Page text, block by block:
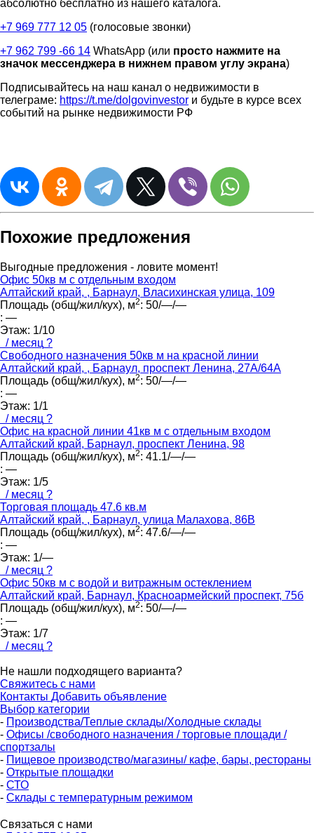
абсолютно бесплатно из нашего каталога.
+7 969 777 12 05 (голосовые звонки)
+7 962 799 -66 14 WhatsApp (или просто нажмите на
значок мессенджера в нижнем правом углу экрана)
Подписывайтесь на наш канал о недвижимости в
телеграме: https://t.me/dolgovinvestor и будьте в курсе всех
событий на рынке недвижимости РФ
Похожие предложения
Выгодные предложения - ловите момент!
Офис 50кв м с отдельным входом
Алтайский край, , Барнаул, Власихинская улица, 109
Площадь (общ/жил/кух), м2: 50/—/—
: —
Этаж: 1/10
/ месяц ?
Свободного назначения 50кв м на красной линии
Алтайский край, , Барнаул, проспект Ленина, 27А/64А
Площадь (общ/жил/кух), м2: 50/—/—
: —
Этаж: 1/1
/ месяц ?
Офис на красной линии 41кв м с отдельным входом
Алтайский край, Барнаул, проспект Ленина, 98
Площадь (общ/жил/кух), м2: 41.1/—/—
: —
Этаж: 1/5
/ месяц ?
Торговая площадь 47.6 кв.м
Алтайский край, , Барнаул, улица Малахова, 86В
Площадь (общ/жил/кух), м2: 47.6/—/—
: —
Этаж: 1/—
/ месяц ?
Офис 50кв м с водой и витражным остеклением
Алтайский край, Барнаул, Красноармейский проспект, 75б
Площадь (общ/жил/кух), м2: 50/—/—
: —
Этаж: 1/7
/ месяц ?
Не нашли подходящего варианта?
Свяжитесь с нами
Контакты Добавить объявление
Выбор категории
- Производства/Теплые склады/Холодные склады
- Офисы /свободного назначения / торговые площади /
спортзалы
- Пищевое производство/магазины/ кафе, бары, рестораны
- Открытые площадки
- СТО
- Склады с температурным режимом
Связаться с нами